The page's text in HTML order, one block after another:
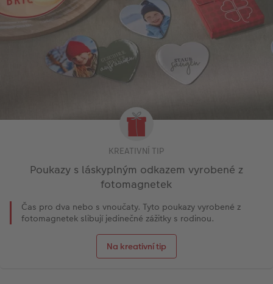
KREATIVNÍ TIP
Poukazy s láskyplným odkazem vyrobené z
fotomagnetek
Čas pro dva nebo s vnoučaty. Tyto poukazy vyrobené z
fotomagnetek slibují jedinečné zážitky s rodinou.
Na kreativní tip